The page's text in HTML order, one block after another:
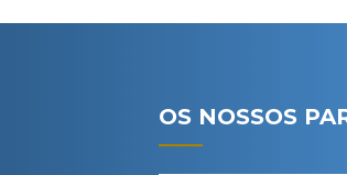
OS NOSSOS